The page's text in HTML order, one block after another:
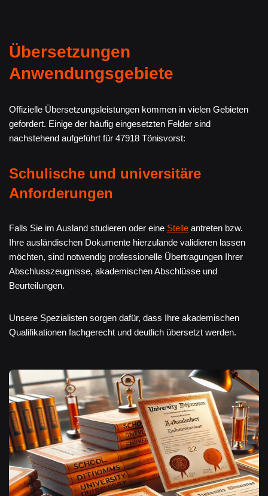
Übersetzungen
Anwendungsgebiete
Offizielle Übersetzungsleistungen kommen in vielen Gebieten
gefordert. Einige der häufig eingesetzten Felder sind
nachstehend aufgeführt für 47918 Tönisvorst:
Schulische und universitäre
Anforderungen
Falls Sie im Ausland studieren oder eine Stelle antreten bzw.
Ihre ausländischen Dokumente hierzulande validieren lassen
möchten, sind notwendig professionelle Übertragungen Ihrer
Abschlusszeugnisse, akademischen Abschlüsse und
Beurteilungen.
Unsere Spezialisten sorgen dafür, dass Ihre akademischen
Qualifikationen fachgerecht und deutlich übersetzt werden.